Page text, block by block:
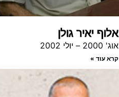
אלוף יאיר גולן
אוג' 2000 – יולי 2002
קרא עוד »